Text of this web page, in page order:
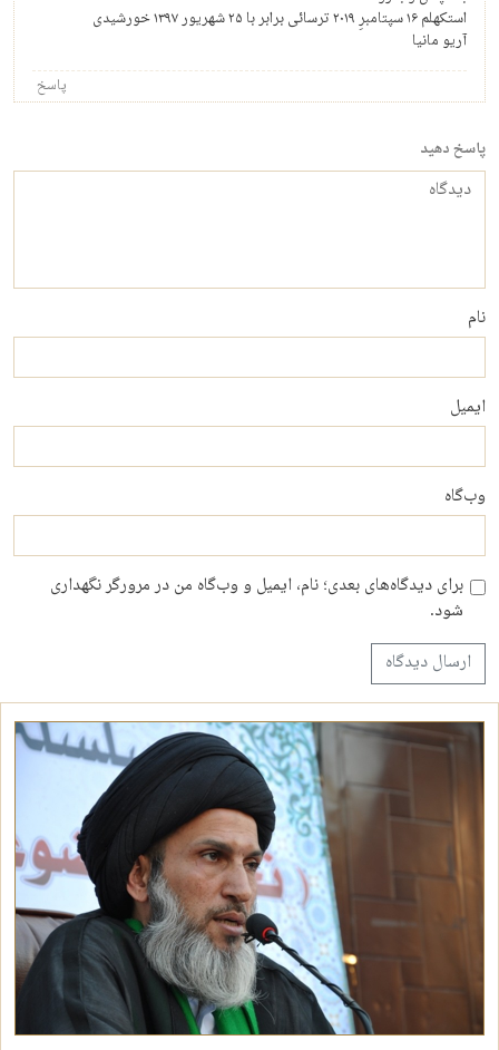
استکهلم ۱۶ سپتامبرِ ۲۰۱۹ ترسائی برابر با ۲۵ شهریور ۱۳۹۷ خورشیدی
آریو مانیا
پاسخ
پاسخ دهید
دیدگاه
نام
ایمیل
وب‌گاه
برای دیدگاه‌های بعدی؛ نام، ایمیل و وب‌گاه من در مرورگر نگهداری
شود.